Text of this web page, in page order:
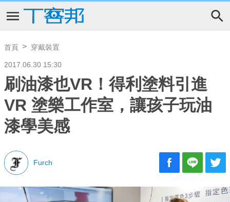
首頁 穿戴裝置
2017.06.30 15:30
刷油漆也VR！得利塗料引進
VR 塗樂工作室，讓孩子玩油
漆學美感
Furch